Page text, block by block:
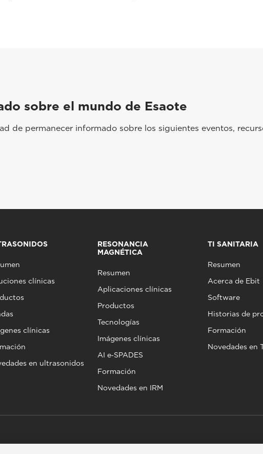
sobre el mundo de Esaote
de permanecer informado sobre los siguientes eventos,
clínicas
clínicas
en ultrasonidos
RESONANCIA
MAGNÉTICA
Resumen
Aplicaciones clínicas
Productos
Tecnologías
Imágenes clínicas
AI e‑SPADES
Formación
Novedades en IRM
TI SANITARIA
Resumen
Acerca de Ebit
Software
Historias de
Formación
Novedades en